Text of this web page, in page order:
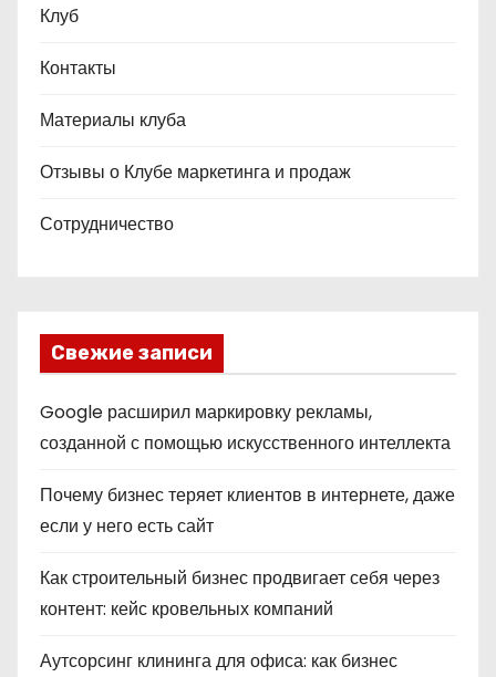
Клуб
Контакты
Материалы клуба
Отзывы о Клубе маркетинга и продаж
Сотрудничество
Свежие записи
Google расширил маркировку рекламы,
созданной с помощью искусственного интеллекта
Почему бизнес теряет клиентов в интернете, даже
если у него есть сайт
Как строительный бизнес продвигает себя через
контент: кейс кровельных компаний
Аутсорсинг клининга для офиса: как бизнес